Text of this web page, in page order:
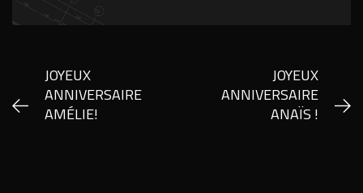
JOYEUX
ANNIVERSAIRE
AMÉLIE!
JOYEUX
ANNIVERSAIRE
ANAÏS !